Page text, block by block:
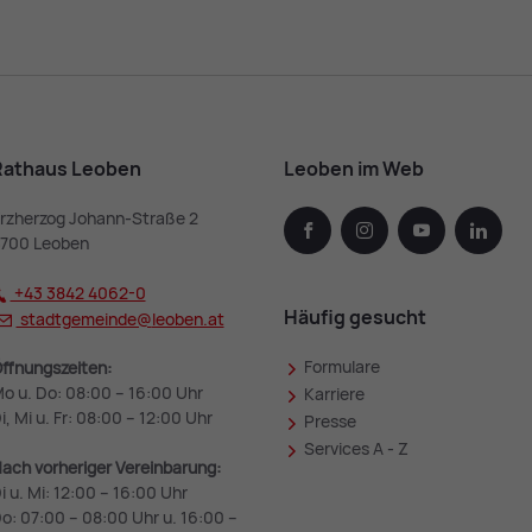
Leoben
Johann-Straße 2
Leoben
+43 3842 4062-0
stadtgemeinde@leoben.at
u. Do: 08:00 – 16:00 Uhr
Mi u. Fr: 08:00 – 12:00 Uhr
vorheriger Vereinbarung:
u. Mi: 12:00 – 16:00 Uhr
07:00 – 08:00 Uhr u. 16:00 –
Leoben im Web
facebook instagramyoutube
Häufig gesucht
Formulare
Karriere
Presse
Services A - Z